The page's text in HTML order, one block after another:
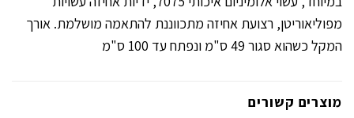
מפוליאוריטן, רצועת אחיזה מתכווננת להתאמה מושלמת. אורך
המקל כשהוא סגור 49 ס"מ ונפתח עד 100 ס"מ
מוצרים קשורים